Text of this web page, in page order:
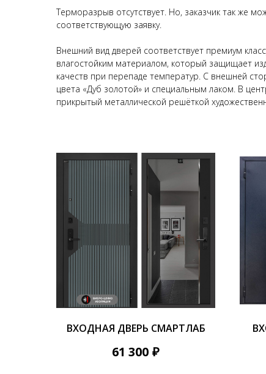
Терморазрыв отсутствует. Но, заказчик так же
соответствующую заявку.
Внешний вид дверей соответствует премиум
влагостойким материалом, который защищает
качеств при перепаде температур. С внешней
цвета «Дуб золотой» и специальным лаком. В
прикрытый металлической решёткой
ВХОДНАЯ ДВЕРЬ СМАРТЛАБ
61 300 ₽